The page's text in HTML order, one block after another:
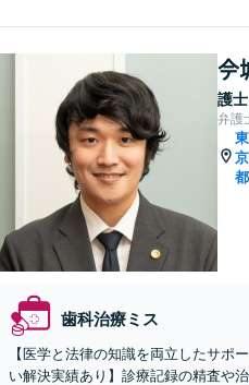
𫝆
護士
弁護
東
京
都
歯科治療ミス
【医学と法律の知識を両立したサポ
い解決実績あり】診療記録の精査や